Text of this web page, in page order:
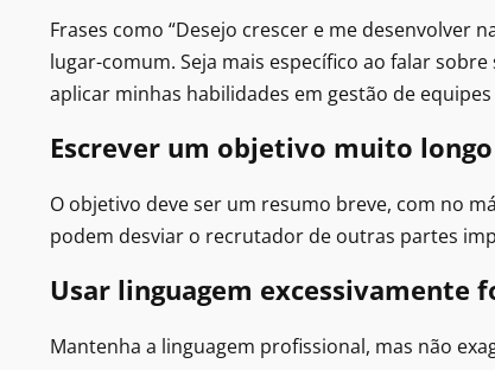
Frases como “Desejo crescer e me desenvolver
lugar-comum. Seja mais específico ao falar
aplicar minhas habilidades em gestão de
Escrever um objetivo muito longo
O objetivo deve ser um resumo breve, com no
podem desviar o recrutador de outras partes
Usar linguagem excessivamente
Mantenha a linguagem profissional, mas não